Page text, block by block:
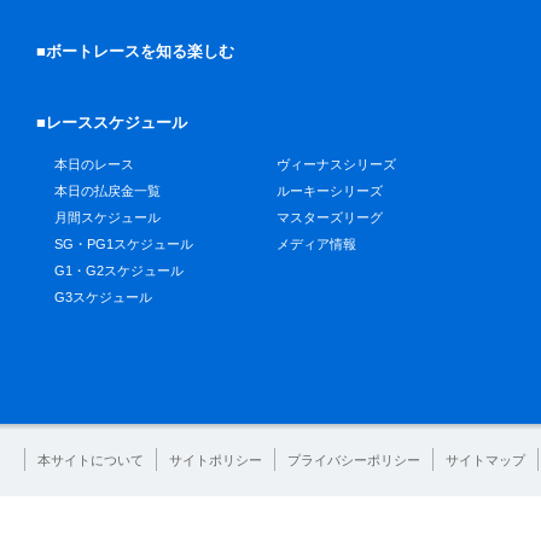
■ボートレースを知る楽しむ
■レーススケジュール
本日のレース
本日の払戻金一覧
月間スケジュール
SG・PG1スケジュール
G1・G2スケジュール
G3スケジュール
ヴィーナスシリーズ
ルーキーシリーズ
マスターズリーグ
メディア情報
本サイトについて サイトポリシー プライバシーポリシー サイトマップ